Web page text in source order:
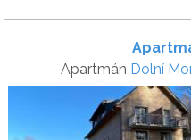
Apartmán Dolní